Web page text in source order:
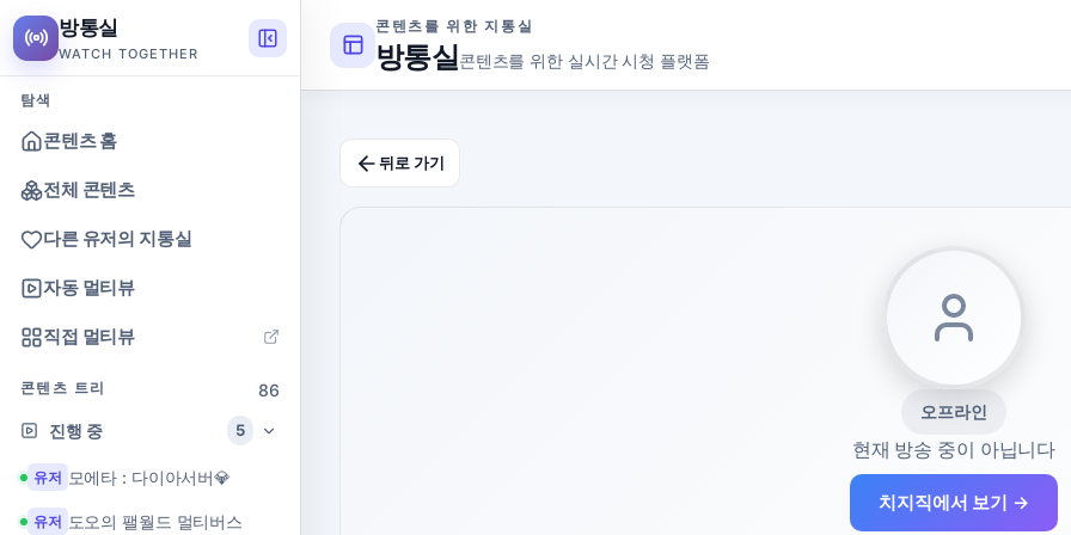
방통실
WATCH TOGETHER
탐색
콘텐츠 홈
전체 콘텐츠
다른 유저의 지통실
자동 멀티뷰
직접 멀티뷰
콘텐츠 트리
86
진행 중
5
유저 모에타 : 다이아서버💎
유저 도오의 팰월드 멀티버스
콘텐츠를 위한 지통실
방통실콘텐츠를 위한 실시간 시청 플랫폼
뒤로 가기
오프라인
현재 방송 중이 아닙니다
치지직에서 보기 →